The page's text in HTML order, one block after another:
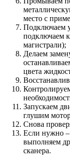
место с
Подключаем
подключаем
магистрали);
Делаем
цвета
Запускаем
глушим
Снова
Если нужно –
выполняем
сканера.